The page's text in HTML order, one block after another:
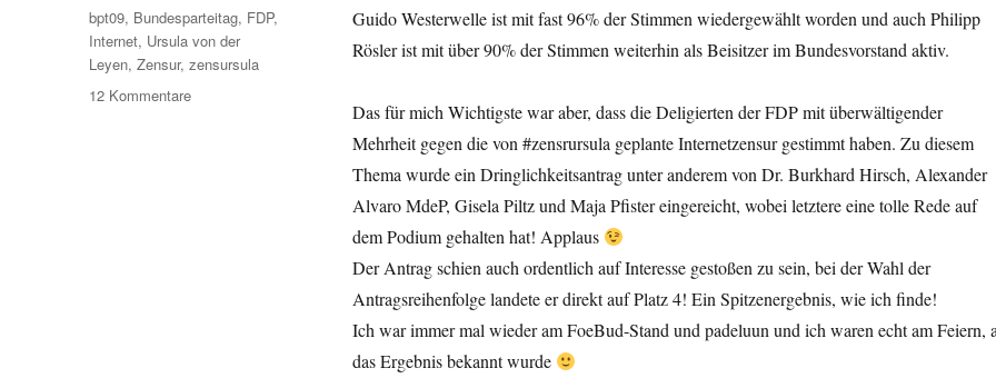
Guido Westerwelle ist mit fast 96% der Stimmen wiedergewählt worden und auch Philipp
Rösler ist mit über 90% der Stimmen weiterhin als Beisitzer im Bundesvorstand aktiv.
Das für mich Wichtigste war aber, dass die Deligierten der FDP mit überwältigender
Mehrheit gegen die von #zensrursula geplante Internetzensur gestimmt haben. Zu diesem
Thema wurde ein Dringlichkeitsantrag unter anderem von Dr. Burkhard Hirsch, Alexander
Alvaro MdeP, Gisela Piltz und Maja Pfister eingereicht, wobei letztere eine tolle Rede auf
dem Podium gehalten hat! Applaus
Der Antrag schien auch ordentlich auf Interesse gestoßen zu sein, bei der Wahl der
Antragsreihenfolge landete er direkt auf Platz 4! Ein Spitzenergebnis, wie ich finde!
Ich war immer mal wieder am FoeBud-Stand und padeluun und ich waren echt am Feiern,
das Ergebnis bekannt wurde
Schlagwörter
bpt09, Bundesparteitag, FDP,
Internet, Ursula von der
Leyen,Zensur,zensursula
12 Kommentarezu